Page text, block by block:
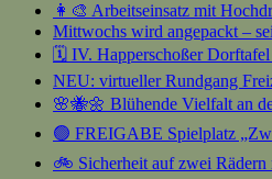
👩‍🎨 Arbeitseinsatz mit
Mittwochs wird angepackt –
🗓️ IV. Happerschoßer
NEU: virtueller Rundgang
🌸🐝🌼 Blühende Vielfalt an
🟢 FREIGABE Spielplatz
🚲 Sicherheit auf zwei